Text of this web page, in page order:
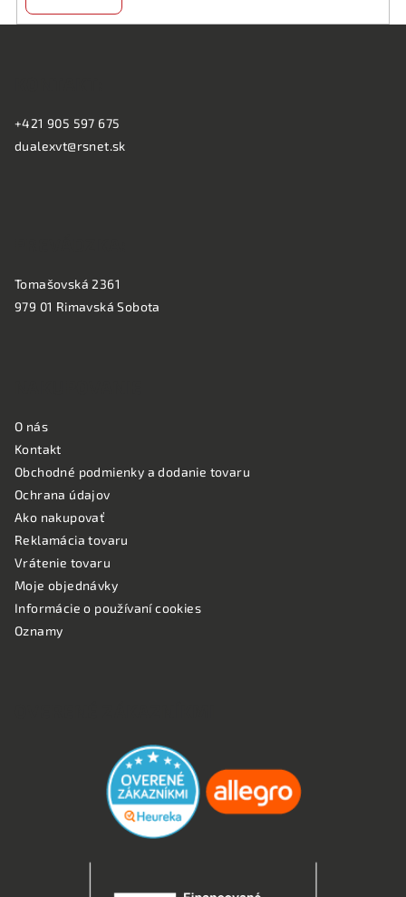
+421 905 597 675
dualexvt@rsnet.sk
Tomašovská 2361
979 01 Rimavská Sobota
O nás
Kontakt
Obchodné podmienky a dodanie tovaru
Ochrana údajov
Ako nakupovať
Reklamácia tovaru
Vrátenie tovaru
Moje objednávky
Informácie o používaní cookies
Oznamy